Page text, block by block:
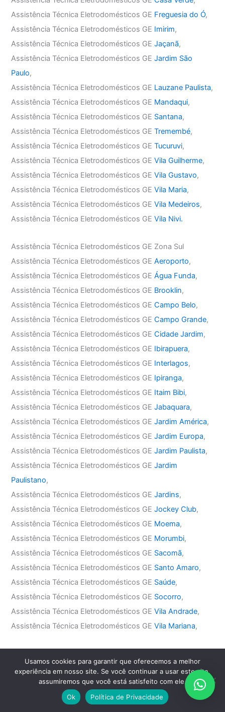
Assistência Técnica Eletrodomésticos GE Freguesia do Ó,
Assistência Técnica Eletrodomésticos GE Imirim,
Assistência Técnica Eletrodomésticos GEJaçanã,
Assistência Técnica Eletrodomésticos GEJardim São
Paulo,
Assistência Técnica Eletrodomésticos GE Lauzane Paulista,
Assistência Técnica Eletrodomésticos GE Mandaqui,
Assistência Técnica Eletrodomésticos GE Santana,
Assistência Técnica Eletrodomésticos GETremembé,
Assistência Técnica Eletrodomésticos GETucuruvi,
Assistência Técnica Eletrodomésticos GEVila Guilherme,
Assistência Técnica Eletrodomésticos GEVila Gustavo,
Assistência Técnica Eletrodomésticos GEVila Maria,
Assistência Técnica Eletrodomésticos GEVila Medeiros,
Assistência Técnica Eletrodomésticos GEVila Nivi.
Assistência Técnica Eletrodomésticos GE Zona Sul
Assistência Técnica Eletrodomésticos GEAeroporto,
Assistência Técnica Eletrodomésticos GEÁgua Funda,
Assistência Técnica Eletrodomésticos GE Brooklin,
Assistência Técnica Eletrodomésticos GECampo Belo,
Assistência Técnica Eletrodomésticos GECampo Grande,
Assistência Técnica Eletrodomésticos GECidade Jardim,
Assistência Técnica Eletrodomésticos GE Ibirapuera,
Assistência Técnica Eletrodomésticos GE Interlagos,
Assistência Técnica Eletrodomésticos GE Ipiranga,
Assistência Técnica Eletrodomésticos GE Itaim Bibi,
Assistência Técnica Eletrodomésticos GEJabaquara,
Assistência Técnica Eletrodomésticos GEJardim América,
Assistência Técnica Eletrodomésticos GEJardim Europa,
Assistência Técnica Eletrodomésticos GEJardim Paulista,
Assistência Técnica Eletrodomésticos GEJardim
Paulistano,
Assistência Técnica Eletrodomésticos GEJardins,
Assistência Técnica Eletrodomésticos GEJockey Club,
Assistência Técnica Eletrodomésticos GE Moema,
Assistência Técnica Eletrodomésticos GE Morumbi,
Assistência Técnica Eletrodomésticos GE Sacomã,
Assistência Técnica Eletrodomésticos GE Santo Amaro,
Assistência Técnica Eletrodomésticos GE Saúde,
Assistência Técnica Eletrodomésticos GE Socorro,
Assistência Técnica Eletrodomésticos GEVila Andrade,
Assistência Técnica Eletrodomésticos GEVila Mariana,
Assistência Técnica Eletrodomésticos GE Água Rasa
Assistência Técnica Eletrodomésticos GEAnália Franco,
Assistência Técnica Eletrodomésticos GEAricanduva,
Usamos cookies para garantir que oferecemos a melhor
experiência em nosso site. Se você continuar a usar este site,
assumiremos que você está satisfeito com ele.
Ok
Política de Privacidade